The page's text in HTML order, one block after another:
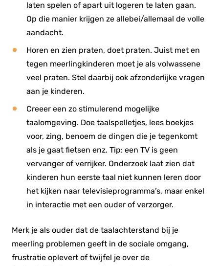
laten spelen of apart uit logeren te laten gaan.
Op die manier krijgen ze allebei/allemaal de volle
aandacht.
Horen en zien praten, doet praten. Juist met en
tegen meerlingkinderen moet je als volwassene
veel praten. Stel daarbij ook afzonderlijke vragen
aan je kinderen.
Creeer een zo stimulerend mogelijke
taalomgeving. Doe taalspelletjes, lees boekjes
voor, zing, benoem de dingen die je tegenkomt
als je gaat fietsen enz. Tip: een TV is geen
vervanger of verrijker. Onderzoek laat zien dat
kinderen hun eerste taal niet kunnen leren door
het kijken naar televisieprogramma’s, maar enkel
in interactie met een ouder of verzorger.
Merk je als ouder dat de taalachterstand bij je
meerling problemen geeft in de sociale omgang,
frustratie oplevert of twijfel je over de